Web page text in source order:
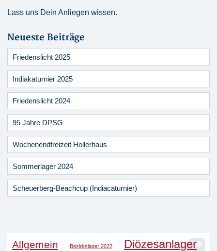
Lass uns Dein Anliegen wissen.
Neueste Beiträge
Friedenslicht 2025
Indiakaturnier 2025
Friedenslicht 2024
95 Jahre DPSG
Wochenendfreizeit Hollerhaus
Sommerlager 2024
Scheuerberg-Beachcup (Indiacaturnier)
Allgemein Bezirkslager 2022
Diözesanlager